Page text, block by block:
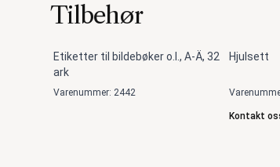
Tilbehør
Etiketter til bildebøker o.l., A-Ä, 32
ark
Varenummer: 2442
Hjulsett
Kontakt